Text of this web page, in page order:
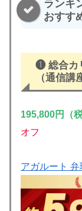
ランキ
おすす
❶ 総合カ
（通信講
195,800円（税
オフ
アガルート 弁